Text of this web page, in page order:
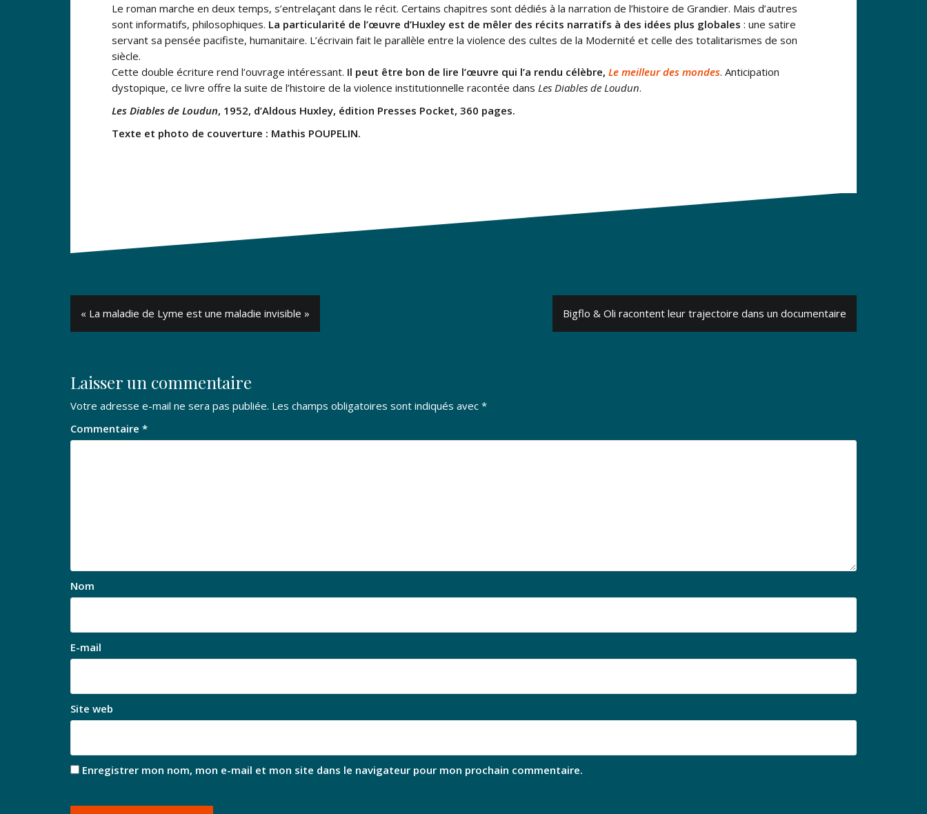
Le roman marche en deux temps, s’entrelaçant dans le récit. Certains chapitres sont dédiés à la narration de l’histoire de Grandier. Mais d’autres
sont informatifs, philosophiques. La particularité de l’œuvre d’Huxley est de mêler des récits narratifs à des idées plus globales : une satire
servant sa pensée pacifiste, humanitaire. L’écrivain fait le parallèle entre la violence des cultes de la Modernité et celle des totalitarismes de son
siècle.
Cette double écriture rend l’ouvrage intéressant. Il peut être bon de lire l’œuvre qui l’a rendu célèbre, Le meilleur des mondes. Anticipation
dystopique, ce livre offre la suite de l’histoire de la violence institutionnelle racontée dans Les Diables de Loudun.
Les Diables de Loudun, 1952, d’Aldous Huxley, édition Presses Pocket, 360 pages.
Texte et photo de couverture : Mathis POUPELIN.
Navigation
de
« La maladie de Lyme est une maladie invisible » Bigflo & Oli racontent leur trajectoire dans un documentaire
Laisser un commentaire
Votre adresse e-mail ne sera pas publiée. Les champs obligatoires sont indiqués avec *
Commentaire *
Nom
E-mail
Site web
Enregistrer mon nom, mon e-mail et mon site dans le navigateur pour mon prochain commentaire.